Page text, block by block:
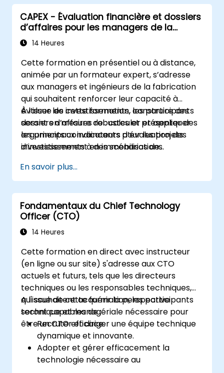
CAPEX - Évaluation financière et dossiers
d’affaires pour les managers de la
fabrication
14 Heures
Cette formation en présentiel ou à distance,
animée par un formateur expert, s’adresse
aux managers et ingénieurs de la fabrication
qui souhaitent renforcer leur capacité à
évaluer les investissements, construire des
dossiers d’affaires robustes et présenter des
arguments convaincants pour les projets
d’investissement en immobilisations.
À l’issue de cette formation, les participants
seront en mesure de : calculer et appliquer
les principaux indicateurs d’évaluation des
investissements à des scénarios de
d’investissement en immobilisations incluant
des prévisions de flux de trésorerie et une
analyse de sensibilité, utiliser des modèles et
les « Capex Cards » pour rationaliser le
processus d’approbation, et préparer des
récits clairs au niveau exécutif afin de justifier
immobilisations.
En savoir plus...
Fondamentaux du Chief Technology
Officer (CTO)
14 Heures
Cette formation en direct avec instructeur
(en ligne ou sur site) s'adresse aux CTO
actuels et futurs, tels que les directeurs
techniques ou les responsables techniques,
qui souhaitent acquérir la perspective
technique et managériale nécessaire pour
être un CTO efficace.
A l'issue de cette formation, les participants
seront capables de :
Recruter et diriger une équipe technique
dynamique et innovante.
Adopter et gérer efficacement la
technologie nécessaire au